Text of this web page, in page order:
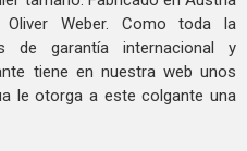
Weber. Como toda la
de garantía internacional y
tiene en nuestra web unos
le otorga a este colgante una